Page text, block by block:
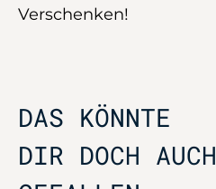
Verschenken!
DAS KÖNNTE
DIR DOCH AUCH